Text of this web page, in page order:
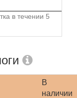
в течении 5
В
наличии